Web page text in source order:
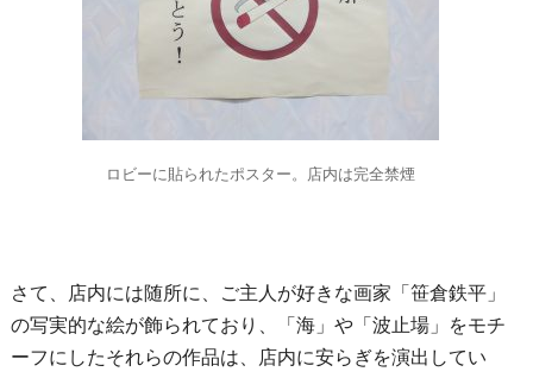
ロビーに貼られたポスター。店内は完全禁煙
さて、店内には随所に、ご主人が好きな画家「笹倉鉄平」
の写実的な絵が飾られており、「海」や「波止場」をモチ
ーフにしたそれらの作品は、店内に安らぎを演出してい